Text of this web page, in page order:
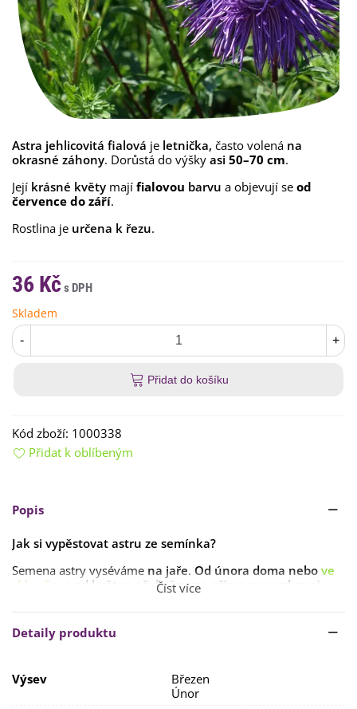
Astra jehlicovitá fialová je letnička, často volená na
okrasné záhony. Dorůstá do výšky asi 50–70 cm.
Její krásné květy mají fialovou barvu a objevují se od
července do září.
Rostlina je určena k řezu.
36 Kč
Skladem
- +
Přidat do košíku
Kód zboží: 1000338
Přidat k oblíbeným
Popis
Jak si vypěstovat astru ze semínka?
Semena astry vyséváme na jaře. Od února doma nebo ve
skleníku
od května až do června přímo na venkovní
Astra potřebuje slunečné
stanovištěahumózní
Číst více
Detaily produktu
Výsev
Březen
Únor